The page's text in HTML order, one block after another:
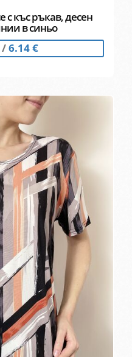
с къс ръкав, десен
в синьо
/6.14 €